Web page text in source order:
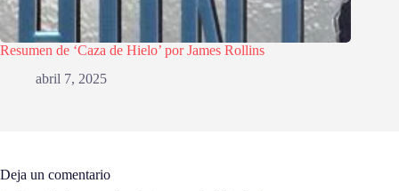
Resumen de ‘Caza de Hielo’ por James Rollins
abril 7, 2025
Deja un comentario